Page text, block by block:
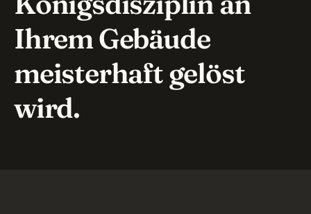
Ihrem Gebäude
meisterhaft gelöst
wird.